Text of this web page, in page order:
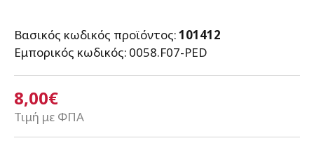
8,00€
Τιμή με ΦΠΑ
Βασικός κωδικός προϊόντος:101412
Εμπορικός κωδικός: 0058.F07-PED